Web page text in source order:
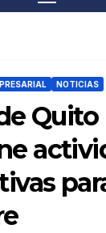
NOTICIAS
Quito